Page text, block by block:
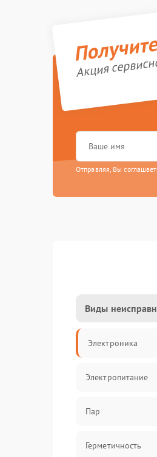
Акция
Отправляя, Вы
Виды
Электроника
Электропитание
Пар
Герметичность